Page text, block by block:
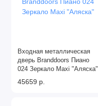
Входная металлическая
дверь Branddoors Пиано
024 Зеркало Maxi "Аляска"
45659 р.